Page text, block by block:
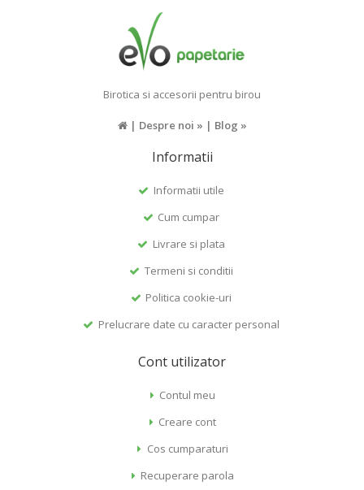
Birotica si accesorii pentru birou
| Despre noi » | Blog »
Informatii
Informatii utile
Cum cumpar
Livrare si plata
Termeni si conditii
Politica cookie-uri
Prelucrare date cu caracter personal
Cont utilizator
Contul meu
Creare cont
Cos cumparaturi
Recuperare parola